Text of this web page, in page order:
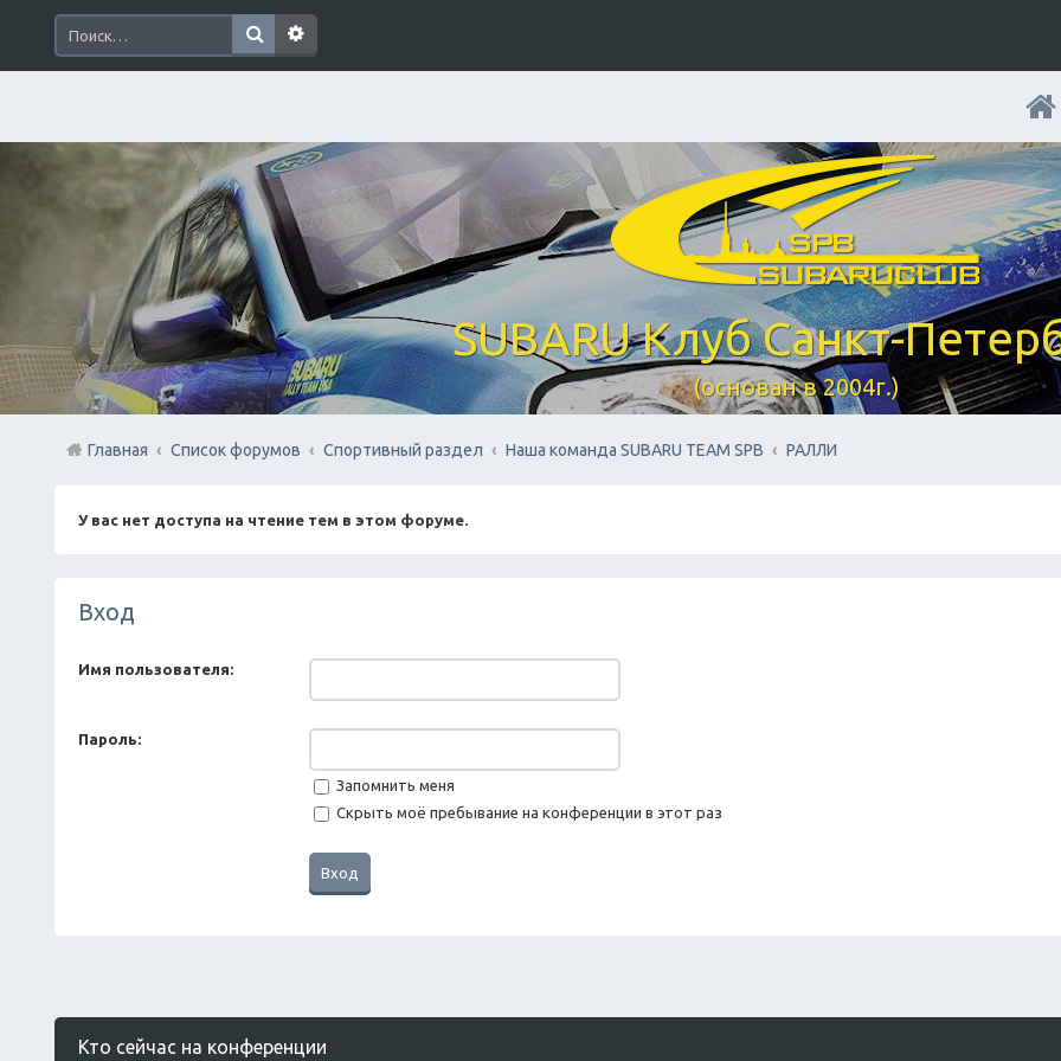
SUBARU Клуб Санкт-
(основан в 2004г.)
Главная Список форумов Спортивный раздел Наша команда SUBARU TEAM SPB РАЛЛИ
У вас нет доступа на чтение тем в этом форуме.
Вход
Имя пользователя:
Пароль:
Запомнить меня
Скрыть моё пребывание на конференции в этот раз
Кто сейчас на конференции